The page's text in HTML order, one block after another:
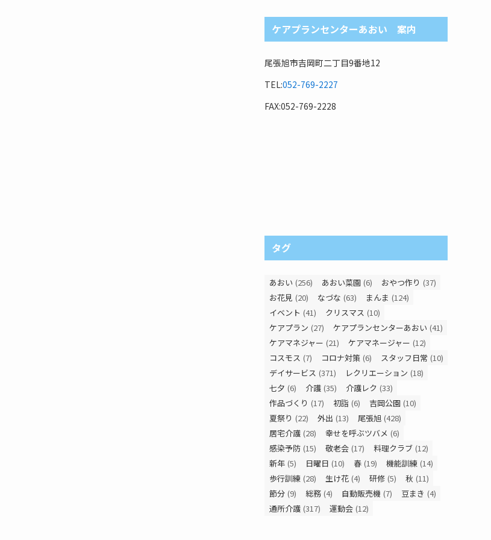
ケアプランセンターあおい 案内
尾張旭市吉岡町二丁目9番地12
TEL:052-769-2227
FAX:052-769-2228
タグ
あおい (256) あおい菜園 (6) おやつ作り (37)
お花見 (20) なづな (63) まんま (124)
イベント (41) クリスマス (10)
ケアプラン (27) ケアプランセンターあおい (41)
ケアマネジャー (21) ケアマネージャー (12)
コスモス (7) コロナ対策 (6) スタッフ日常 (10)
デイサービス (371) レクリエーション (18)
七夕 (6) 介護 (35) 介護レク (33)
作品づくり (17) 初詣 (6) 吉岡公園 (10)
夏祭り (22) 外出 (13) 尾張旭 (428)
居宅介護 (28) 幸せを呼ぶツバメ (6)
感染予防 (15) 敬老会 (17) 料理クラブ (12)
新年 (5) 日曜日 (10) 春 (19) 機能訓練 (14)
歩行訓練 (28) 生け花 (4) 研修 (5) 秋 (11)
節分 (9) 総務 (4) 自動販売機 (7) 豆まき (4)
通所介護 (317) 運動会 (12)